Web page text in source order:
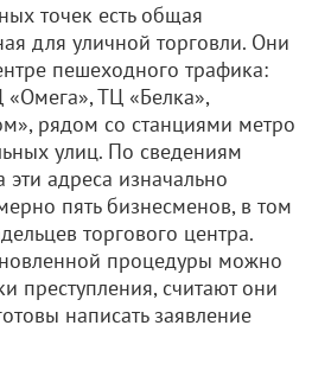
точек есть общая
для уличной торговли. Они
пешеходного трафика:
«Омега», ТЦ «Белка»,
рядом со станциями метро
улиц. По сведениям
эти адреса изначально
пять бизнесменов, в том
торгового центра.
процедуры можно
преступления, считают они
написать заявление